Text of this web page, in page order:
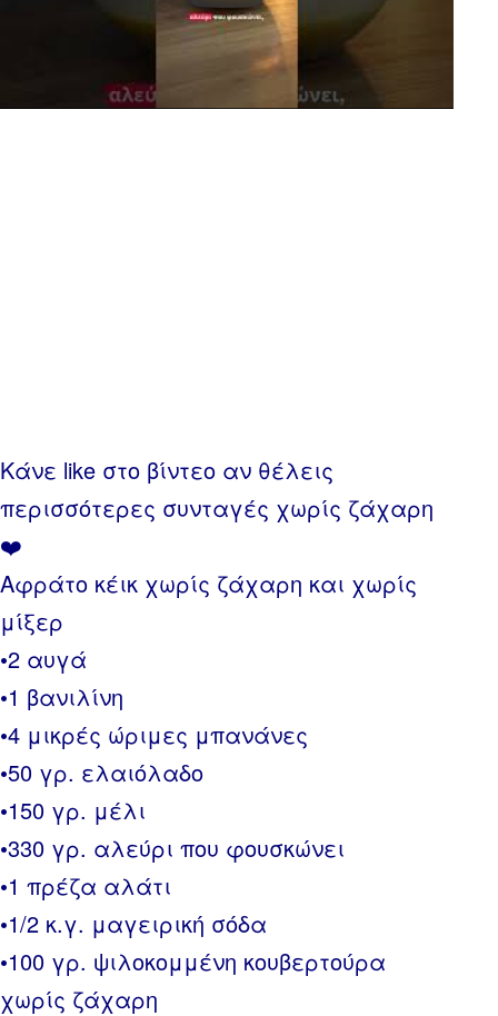
Κάνε like στο βίντεο αν θέλεις
περισσότερες συνταγές χωρίς ζάχαρη
❤️
Αφράτο κέικ χωρίς ζάχαρη και χωρίς
μίξερ
•2 αυγά
•1 βανιλίνη
•4 μικρές ώριμες μπανάνες
•50 γρ. ελαιόλαδο
•150 γρ. μέλι
•330 γρ. αλεύρι που φουσκώνει
•1 πρέζα αλάτι
•1/2 κ.γ. μαγειρική σόδα
•100 γρ. ψιλοκομμένη κουβερτούρα
χωρίς ζάχαρη